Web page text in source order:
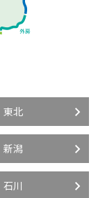
東北
新潟
石川